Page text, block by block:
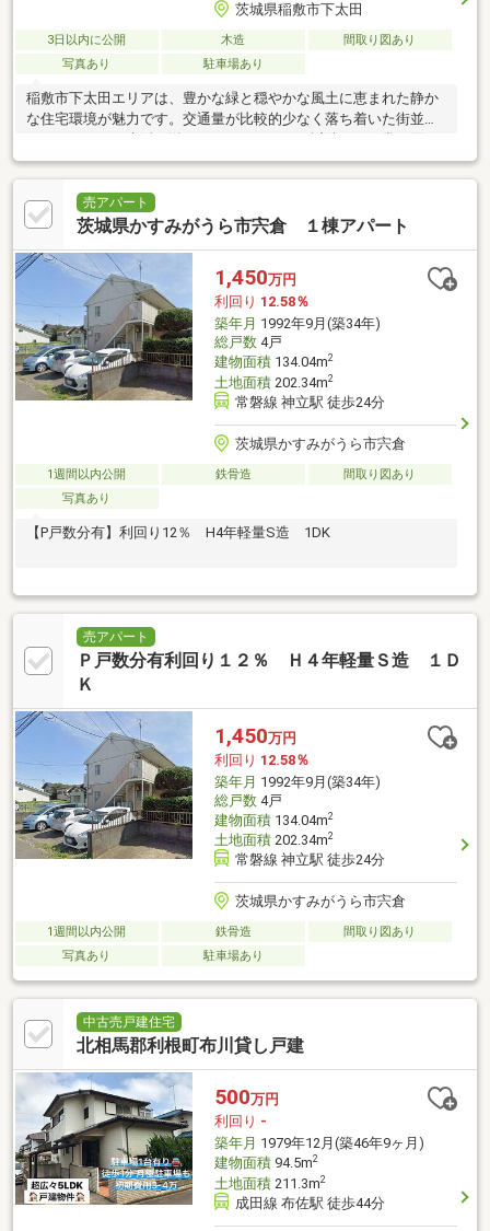
茨城県稲敷市下太田
3日以内に公開 木造
間取り図あり
写真あり
駐車場あり
稲敷市下太田エリアは、豊かな緑と穏やかな風土に恵まれた静か
な住宅環境が魅力です。交通量が比較的少なく落ち着いた街並み
物を支えるスーパーや地域の
売アパート
茨城県かすみがうら市宍倉 １棟アパート
1,450万円
利回り 12.58％
築年月 1992年9月(築34年)
総戸数4戸
建物面積134.04m2
土地面積202.34m2
常磐線 神立駅 徒歩24分
茨城県かすみがうら市宍倉
1週間以内公開 鉄骨造
間取り図あり
写真あり
【P戸数分有】利回り12％ H4年軽量S造 1DK
売アパート
Ｐ戸数分有利回り１２％ Ｈ４年軽量Ｓ造 １Ｄ
Ｋ
1,450万円
利回り 12.58％
築年月 1992年9月(築34年)
総戸数4戸
建物面積134.04m2
土地面積202.34m2
常磐線 神立駅 徒歩24分
茨城県かすみがうら市宍倉
1週間以内公開 鉄骨造
間取り図あり
写真あり
駐車場あり
中古売戸建住宅
北相馬郡利根町布川貸し戸建
500万円
利回り -
築年月 1979年12月(築46年9ヶ月)
建物面積94.5m2
土地面積211.3m2
成田線 布佐駅 徒歩44分